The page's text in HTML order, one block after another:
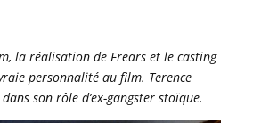
la réalisation de Frears et le casting
personnalité au film. Terence
son rôle d’ex-gangster stoïque.